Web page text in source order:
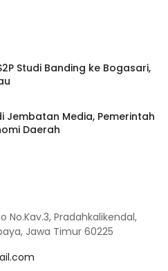
Studi Banding ke Bogasari,
Jembatan Media, Pemerintah
Daerah
No.Kav.3, Pradahkalikendal,
Jawa Timur 60225